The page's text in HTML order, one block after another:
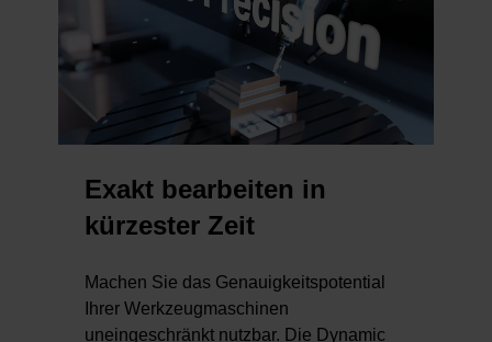
Exakt bearbeiten in
kürzester Zeit
Machen Sie das Genauigkeitspotential
Ihrer Werkzeugmaschinen
uneingeschränkt nutzbar. Die Dynamic